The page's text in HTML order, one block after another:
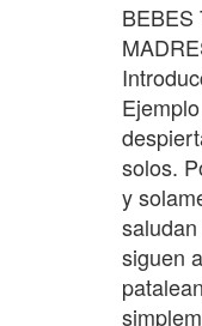
BEBES
solos.
y
siguen